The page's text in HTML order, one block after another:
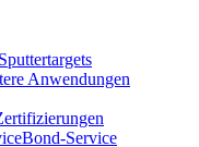
Sputtertargets
Anwendungen
Bond-Service